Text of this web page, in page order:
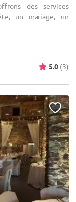
des services
un mariage, un
5.0 (3)